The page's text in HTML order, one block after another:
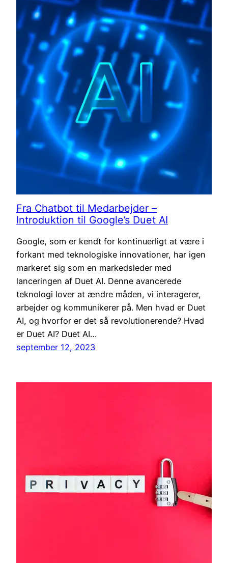
Fra Chatbot til Medarbejder –
Introduktion til Google’s Duet AI
Google, som er kendt for kontinuerligt at være i
forkant med teknologiske innovationer, har igen
markeret sig som en markedsleder med
lanceringen af Duet AI. Denne avancerede
teknologi lover at ændre måden, vi interagerer,
arbejder og kommunikerer på. Men hvad er Duet
AI, og hvorfor er det så revolutionerende? Hvad
er Duet AI? Duet AI…
september 12, 2023